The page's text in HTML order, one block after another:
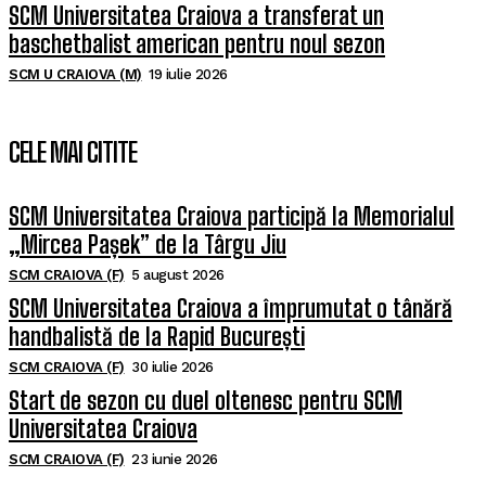
SCM Universitatea Craiova a transferat un
baschetbalist american pentru noul sezon
SCM U CRAIOVA (M) 19 iulie 2026
CELE MAI CITITE
SCM Universitatea Craiova participă la Memorialul
„Mircea Pașek” de la Târgu Jiu
SCM CRAIOVA (F) 5 august 2026
SCM Universitatea Craiova a împrumutat o tânără
handbalistă de la Rapid București
SCM CRAIOVA (F) 30 iulie 2026
Start de sezon cu duel oltenesc pentru SCM
Universitatea Craiova
SCM CRAIOVA (F) 23 iunie 2026